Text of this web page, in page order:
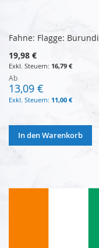
Fahne: Flagge: Burundi
19,98 €
16,79 €
Ab
13,09 €
11,00 €
In den Warenkorb